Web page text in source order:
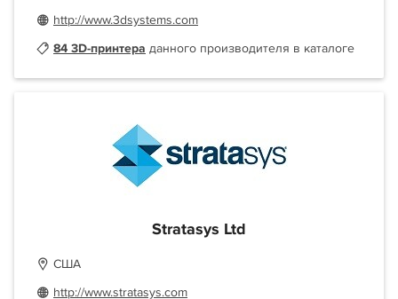
http://www.3dsystems.com
84 3D-принтера данного производителя в каталоге
Stratasys Ltd
США
http://www.stratasys.com